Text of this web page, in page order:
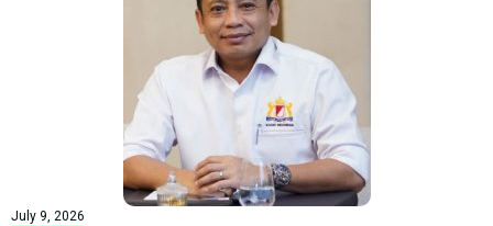
July 9, 2026